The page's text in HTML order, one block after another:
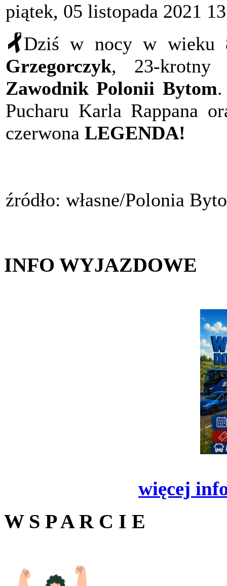
piątek, 05 listopada 2021
Dziś w nocy w wieku
Grzegorczyk, 23-krotny
Zawodnik Polonii Bytom
Pucharu Karla Rappana
czerwona LEGENDA!
źródło: własne/Polonia
INFO WYJAZDOWE
więcej
W S P A R C I E